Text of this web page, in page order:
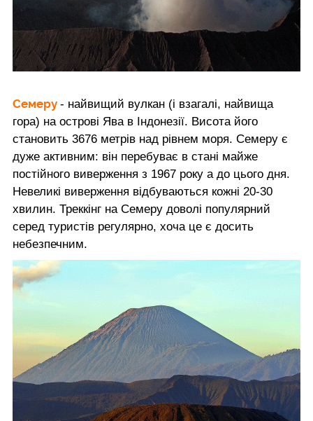
Семеру - найвищий вулкан (і взагалі, найвища
гора) на острові Ява в Індонезії. Висота його
становить 3676 метрів над рівнем моря. Семеру є
дуже активним: він перебуває в стані майже
постійного виверження з 1967 року а до цього дня.
Невеликі виверження відбуваються кожні 20-30
хвилин. Треккінг на Семеру доволі популярний
серед туристів регулярно, хоча це є досить
небезпечним.